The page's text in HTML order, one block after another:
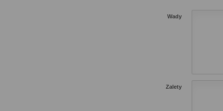
Wady
Zalety